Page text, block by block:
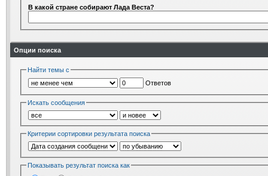
В какой стране собирают Лада Веста?
Опции поиска
Найти темы с
Ответов
Искать сообщения
Критерии сортировки результата поиска
Показывать результат поиска как